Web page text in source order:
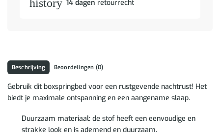
history 14 dagen retourrecht
Beschrijving Beoordelingen (0)
Gebruik dit boxspringbed voor een rustgevende nachtrust! Het
biedt je maximale ontspanning en een aangename slaap.
Duurzaam materiaal: de stof heeft een eenvoudige en
strakke look en is ademend en duurzaam.